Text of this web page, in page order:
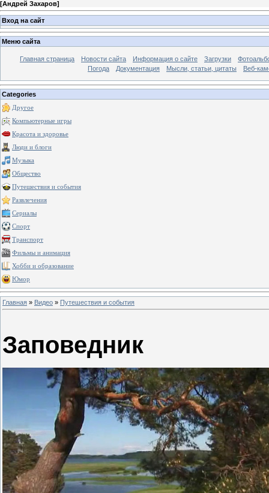
[Андрей Захаров]
Вход на сайт
Меню сайта
Главная страница Новости сайта Информация о сайте Загрузки
Погода
Документация Мысли, статьи, цитаты Веб-
Categories
Другое
Компьютерные игры
Красота и здоровье
Люди и блоги
Музыка
Общество
Путешествия и события
Развлечения
Сериалы
Спорт
Транспорт
Фильмы и анимация
Хобби и образование
Юмор
Главная » Видео » Путешествия и события
Заповедник